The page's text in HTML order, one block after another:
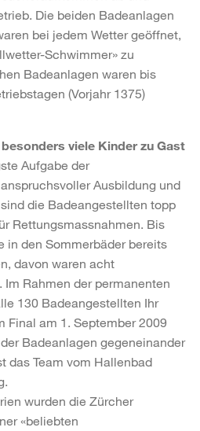
Die beiden Badeanlagen
bei jedem Wetter geöffnet,
Schwimmer» zu
Badeanlagen waren bis
(Vorjahr 1375)
viele Kinder zu Gast
Aufgabe der
Ausbildung und
die Badeangestellten topp
Rettungsmassnahmen. Bis
in den Sommerbäder bereits
davon waren acht
Rahmen der permanenten
130 Badeangestellten Ihr
Final am 1. September 2009
Badeanlagen gegeneinander
das Team vom Hallenbad
wurden die Zürcher
«beliebten